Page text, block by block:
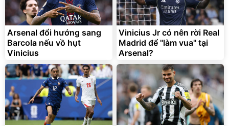
Arsenal đổi hướng sang
Barcola nếu vồ hụt
Vinicius
Vinicius Jr có nên rời Real
Madrid để "làm vua" tại
Arsenal?